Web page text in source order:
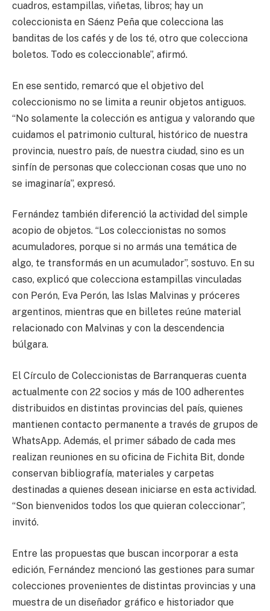
cuadros, estampillas, viñetas, libros; hay un
coleccionista en Sáenz Peña que colecciona las
banditas de los cafés y de los té, otro que colecciona
boletos. Todo es coleccionable”, afirmó.
En ese sentido, remarcó que el objetivo del
coleccionismo no se limita a reunir objetos antiguos.
“No solamente la colección es antigua y valorando que
cuidamos el patrimonio cultural, histórico de nuestra
provincia, nuestro país, de nuestra ciudad, sino es un
sinfín de personas que coleccionan cosas que uno no
se imaginaría”, expresó.
Fernández también diferenció la actividad del simple
acopio de objetos. “Los coleccionistas no somos
acumuladores, porque si no armás una temática de
algo, te transformás en un acumulador”, sostuvo. En su
caso, explicó que colecciona estampillas vinculadas
con Perón, Eva Perón, las Islas Malvinas y próceres
argentinos, mientras que en billetes reúne material
relacionado con Malvinas y con la descendencia
búlgara.
El Círculo de Coleccionistas de Barranqueras cuenta
actualmente con 22 socios y más de 100 adherentes
distribuidos en distintas provincias del país, quienes
mantienen contacto permanente a través de grupos de
WhatsApp. Además, el primer sábado de cada mes
realizan reuniones en su oficina de Fichita Bit, donde
conservan bibliografía, materiales y carpetas
destinadas a quienes desean iniciarse en esta actividad.
“Son bienvenidos todos los que quieran coleccionar”,
invitó.
Entre las propuestas que buscan incorporar a esta
edición, Fernández mencionó las gestiones para sumar
colecciones provenientes de distintas provincias y una
muestra de un diseñador gráfico e historiador que